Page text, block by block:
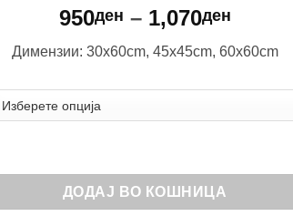
950ден – 1,070денPrice
950ден
Димензии: 30x60cm, 45x45cm, 60x60cm
количина
ДОДАЈ ВО КОШНИЦА